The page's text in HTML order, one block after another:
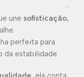
une sofisticação,
perfeita para
da estabilidade.